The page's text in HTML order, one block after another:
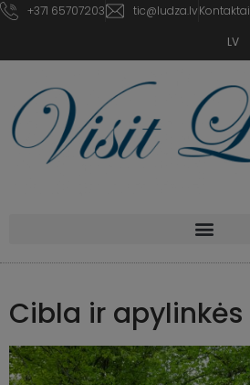
+371 65707203 tic@ludza.lvKontaktai
LV
Cibla ir apylinkės